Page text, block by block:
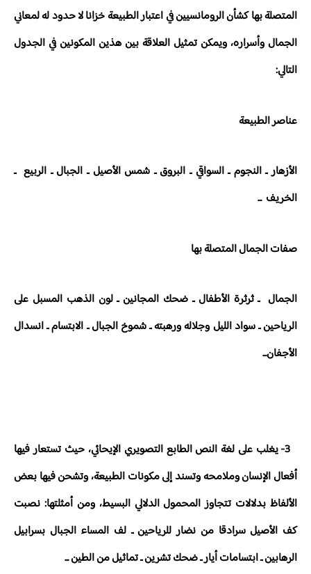
المتصلة بها كشأن الرومانسيين في اعتبار الطبيعة خزانا لا حدود له لمعاني
الجمال وأسراره، ويمكن تمثيل العلاقة بين هذين المكونين في الجدول
التالي:
عناصر الطبيعة
الأزهار ـ النجوم ـ السواقي ـ البروق ـ شمس الأصيل ـ الجبال ـ الربيع ـ
الخريف ...
صفات الجمال المتصلة بها
الجمال ـ ثرثرة الأطفال ـ ضحك المجانين ـ لون الذهب المسبل على
الرياحين ـ سواد الليل وجلاله ورهبته ـ شموخ الجبال ـ الابتسام ـ انسدال
الأجفان...
3- يغلب على لغة النص الطابع التصويري الإيحائي، حيث تستعار فيها
أفعال الإنسان وملامحه وتسند إلى مكونات الطبيعة، وتشحن فيها بعض
الألفاظ بدلالات تتجاوز المحمول الدلالي البسيط، ومن أمثلتها: نصبت
كف الأصيل سرادقا من نضار للرياحين ـ لف المساء الجبال بسرابيل
الرهابين ـ ابتسامات أيار ـ ضحك تشرين ـ تماثيل من الطين ...